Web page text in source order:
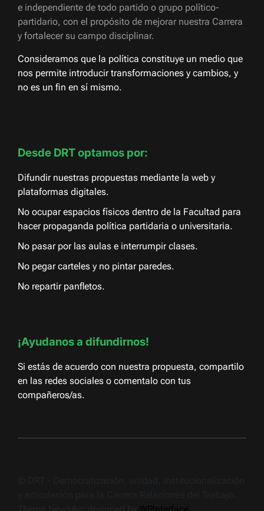
e independiente de todo partido o grupo político-
partidario, con el propósito de mejorar nuestra Carrera
y fortalecer su campo disciplinar.
Consideramos que la política constituye un medio que
nos permite introducir transformaciones y cambios, y
no es un fin en sí mismo.
Desde DRT optamos por:
Difundir nuestras propuestas mediante la web y
plataformas digitales.
No ocupar espacios físicos dentro de la Facultad para
hacer propaganda política partidaria o universitaria.
No pasar por las aulas e interrumpir clases.
No pegar carteles y no pintar paredes.
No repartir panfletos.
¡Ayudanos a difundirnos!
Si estás de acuerdo con nuestra propuesta, compartilo
en las redes sociales o comentalo con tus
compañeros/as.